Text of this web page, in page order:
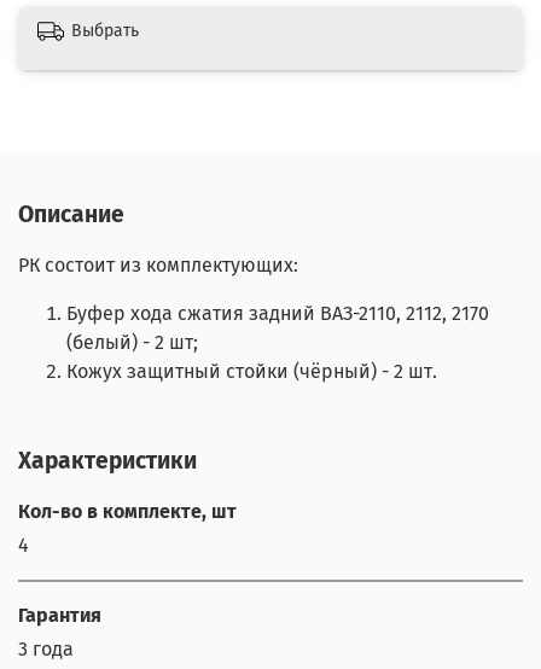
Выбрать
Описание
РК состоит из комплектующих:
Буфер хода сжатия задний ВАЗ-2110, 2112, 2170
(белый) - 2 шт;
Кожух защитный стойки (чёрный) - 2 шт.
Характеристики
Кол-во в комплекте, шт
4
Гарантия
3 года